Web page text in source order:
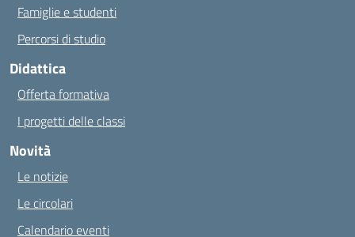
Famiglie e studenti
Percorsi di studio
Didattica
Offerta formativa
I progetti delle classi
Novità
Le notizie
Le circolari
Calendario eventi